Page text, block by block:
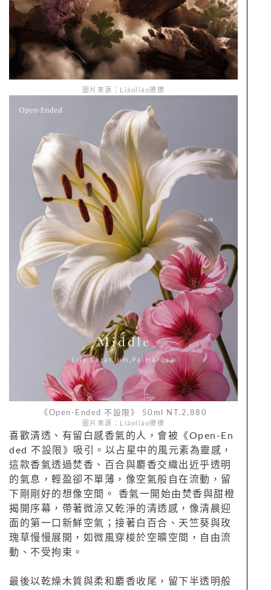
圖片來源：Liáoliáo撩撩
《Open-Ended 不設限》 50ml NT.2,880
圖片來源：Liáoliáo撩撩
喜歡清透、有留白感香氣的人，會被《Open-En
ded 不設限》吸引。以占星中的風元素為靈感，
這款香氣透過焚香、百合與麝香交織出近乎透明
的氣息，輕盈卻不單薄，像空氣般自在流動，留
下剛剛好的想像空間。 香氣一開始由焚香與甜橙
揭開序幕，帶著微涼又乾淨的清透感，像清晨迎
面的第一口新鮮空氣；接著白百合、天竺葵與玫
瑰草慢慢展開，如微風穿梭於空曠空間，自由流
動、不受拘束。
最後以乾燥木質與柔和麝香收尾，留下半透明般